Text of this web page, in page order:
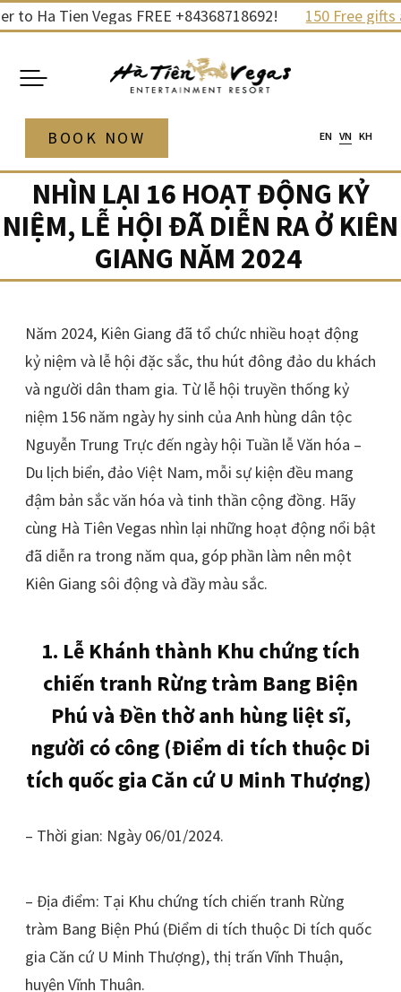
Skip
content
Tien Vegas FREE +84368718692! 150 Free gifts and
EN VN KH
BOOK NOW
NHÌN LẠI 16 HOẠT ĐỘNG KỶ
NIỆM, LỄ HỘI ĐÃ DIỄN RA Ở KIÊN
GIANG NĂM 2024
Năm 2024, Kiên Giang đã tổ chức nhiều hoạt động
kỷ niệm và lễ hội đặc sắc, thu hút đông đảo du khách
và người dân tham gia. Từ lễ hội truyền thống kỷ
niệm 156 năm ngày hy sinh của Anh hùng dân tộc
Nguyễn Trung Trực đến ngày hội Tuần lễ Văn hóa –
Du lịch biển, đảo Việt Nam, mỗi sự kiện đều mang
đậm bản sắc văn hóa và tinh thần cộng đồng. Hãy
cùng Hà Tiên Vegas nhìn lại những hoạt động nổi bật
đã diễn ra trong năm qua, góp phần làm nên một
Kiên Giang sôi động và đầy màu sắc.
1. Lễ Khánh thành Khu chứng tích
chiến tranh Rừng tràm Bang Biện
Phú và Đền thờ anh hùng liệt sĩ,
người có công (Điểm di tích thuộc Di
tích quốc gia Căn cứ U Minh Thượng)
– Thời gian: Ngày 06/01/2024.
– Địa điểm: Tại Khu chứng tích chiến tranh Rừng
tràm Bang Biện Phú (Điểm di tích thuộc Di tích quốc
gia Căn cứ U Minh Thượng), thị trấn Vĩnh Thuận,
huyện Vĩnh Thuận.